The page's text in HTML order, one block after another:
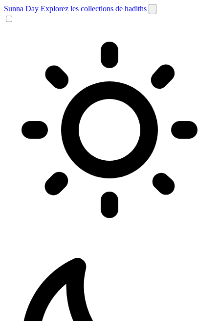
Sunna Day Explorez les collections de hadiths